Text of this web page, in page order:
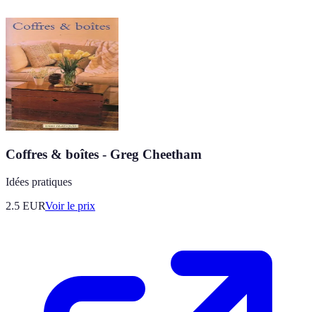
Coffres & boîtes - Greg Cheetham
Idées pratiques
2.5 EURVoir le prix